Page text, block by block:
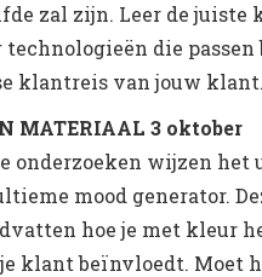
zal zijn. Leer de juiste
die passen
klantreis van jouw klant.
MATERIAAL 3 oktober
onderzoeken wijzen het
mood generator.
hoe je met kleur
klant beïnvloedt. Moet